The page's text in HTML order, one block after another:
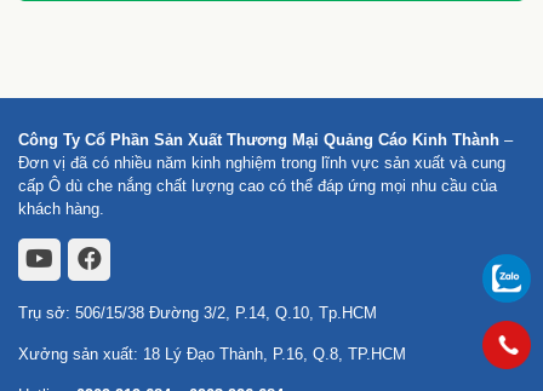
Công Ty Cổ Phần Sản Xuất Thương Mại Quảng Cáo Kinh Thành –
Đơn vị đã có nhiều năm kinh nghiệm trong lĩnh vực sản xuất và cung
cấp Ô dù che nắng chất lượng cao có thể đáp ứng mọi nhu cầu của
khách hàng.
Trụ sở: 506/15/38 Đường 3/2, P.14, Q.10, Tp.HCM
Xưởng sản xuất: 18 Lý Đạo Thành, P.16, Q.8, TP.HCM